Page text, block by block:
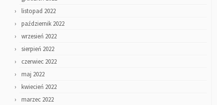
listopad 2022
październik 2022
wrzesień 2022
sierpień 2022
czerwiec 2022
maj 2022
kwiecień 2022
marzec 2022